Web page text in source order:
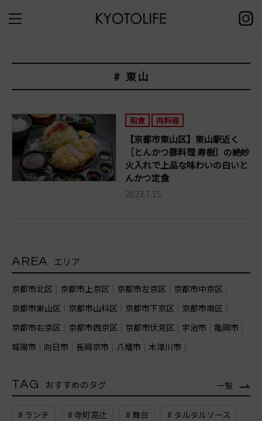
# 東山
和食 肉料理
【京都市東山区】東山駅近く
［とんかつ豚料理 寿樹］の絶妙
火入れで上品な味わいの白いと
んかつ定食
2023.7.15
AREA エリア
京都市北区 京都市上京区 京都市左京区
京都市中京区
京都市東山区
京都市山科区 京都市下京区
京都市南区
京都市右京区
京都市西京区 京都市伏見区 宇治市
亀岡市
城陽市
向日市 長岡京市 八幡市 木津川市
TAG おすすめのタグ 一覧
# ランチ # 寺町高辻 # 舞台 # タルタルソース